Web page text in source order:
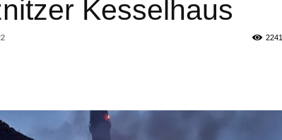
Kesselhaus
2241